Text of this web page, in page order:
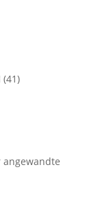
(41)
angewandte